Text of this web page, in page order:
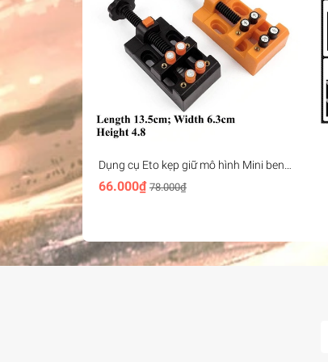
Dụng cụ Eto kẹp giữ mô hình Mini bench
vise plastic
66.000₫ 78.000₫